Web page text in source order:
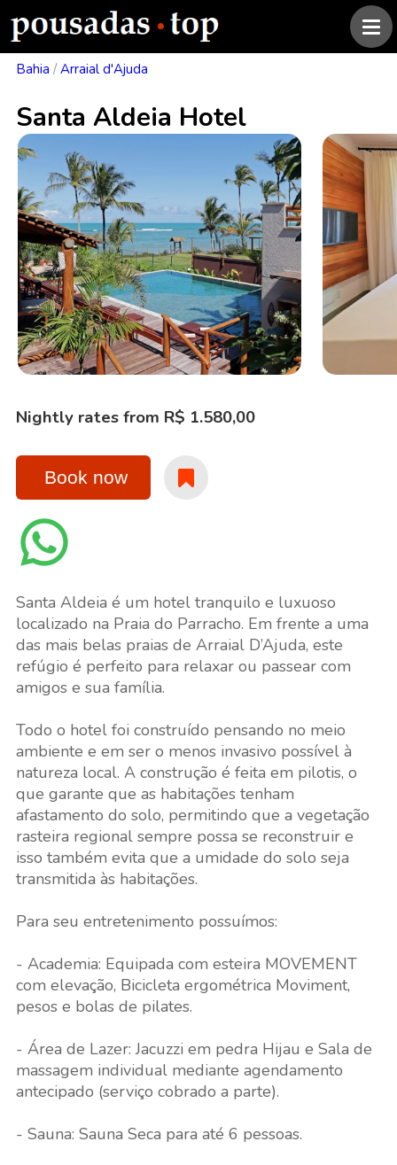
Bahia / Arraial d'Ajuda
Santa Aldeia Hotel
Nightly rates from R$ 1.580,00
Book now
Santa Aldeia é um hotel tranquilo e luxuoso
localizado na Praia do Parracho. Em frente a uma
das mais belas praias de Arraial D’Ajuda, este
refúgio é perfeito para relaxar ou passear com
amigos e sua família.
Todo o hotel foi construído pensando no meio
ambiente e em ser o menos invasivo possível à
natureza local. A construção é feita em pilotis, o
que garante que as habitações tenham
afastamento do solo, permitindo que a vegetação
rasteira regional sempre possa se reconstruir e
isso também evita que a umidade do solo seja
transmitida às habitações.
Para seu entretenimento possuímos:
- Academia: Equipada com esteira MOVEMENT
com elevação, Bicicleta ergométrica Moviment,
pesos e bolas de pilates.
- Área de Lazer: Jacuzzi em pedra Hijau e Sala de
massagem individual mediante agendamento
antecipado (serviço cobrado a parte).
- Sauna: Sauna Seca para até 6 pessoas.